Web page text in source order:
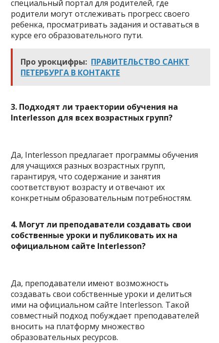
специальный портал для родителей, где
родители могут отслеживать прогресс своего
ребенка, просматривать задания и оставаться в
курсе его образовательного пути.
Про урокцифры: ПРАВИТЕЛЬСТВО САНКТ
ПЕТЕРБУРГА В КОНТАКТЕ
3. Подходят ли траектории обучения на
Interlesson для всех возрастных групп?
Да, Interlesson предлагает программы обучения
для учащихся разных возрастных групп,
гарантируя, что содержание и занятия
соответствуют возрасту и отвечают их
конкретным образовательным потребностям.
4. Могут ли преподаватели создавать свои
собственные уроки и публиковать их на
официальном сайте Interlesson?
Да, преподаватели имеют возможность
создавать свои собственные уроки и делиться
ими на официальном сайте Interlesson. Такой
совместный подход побуждает преподавателей
вносить на платформу множество
образовательных ресурсов.